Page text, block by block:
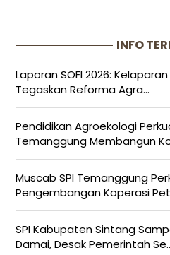
INFO
Laporan SOFI 2026:
Tegaskan Reforma Agra...
Pendidikan Agroekologi
Temanggung Membangun
Muscab SPI Temanggung
Pengembangan Koperasi
SPI Kabupaten Sintang
Damai, Desak Pemerintah